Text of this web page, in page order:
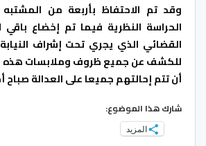
وقد تم الاحتفاظ بأربعة من
الحراسة النظرية فيما تم إخضاع
القضائي الذي يجري تحت إشراف
للكشف عن جميع ظروف وملابسات هذه
أن تتم إحالتهم جميعا على العدالة صباح
شارك هذا الموضوع:
المزيد